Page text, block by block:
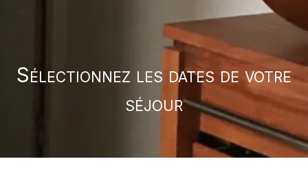
Sélectionnez les dates de votre
séjour